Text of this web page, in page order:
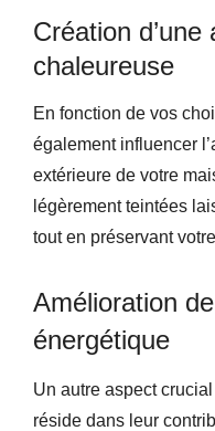
Création
chaleureuse
En fonction de vos
également influencer
extérieure de votre
légèrement teintées
tout en préservant
Amélioration
énergétique
Un autre aspect
réside dans leur